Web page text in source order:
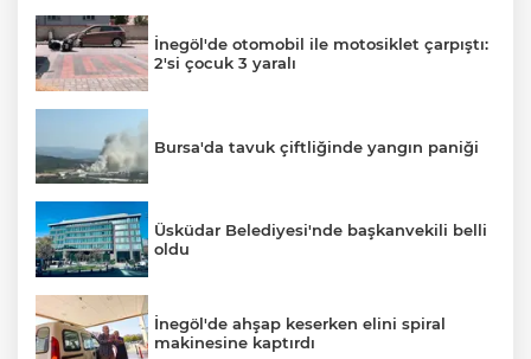
İnegöl'de otomobil ile motosiklet çarpıştı:
2'si çocuk 3 yaralı
Bursa'da tavuk çiftliğinde yangın paniği
Üsküdar Belediyesi'nde başkanvekili belli
oldu
İnegöl'de ahşap keserken elini spiral
makinesine kaptırdı